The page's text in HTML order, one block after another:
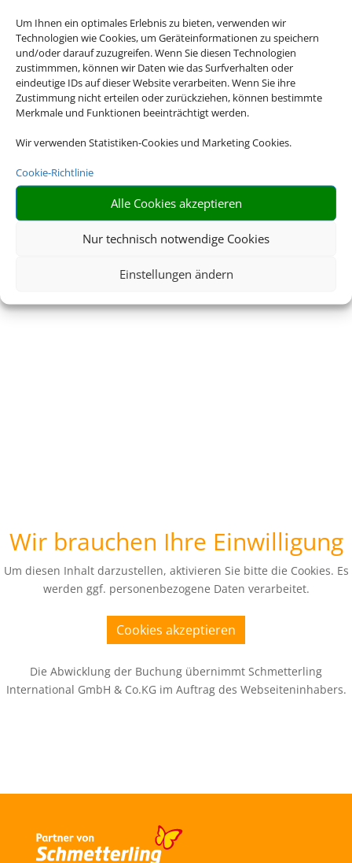
Um Ihnen ein optimales Erlebnis zu bieten, verwenden wir
Technologien wie Cookies, um Geräteinformationen zu speichern
und/oder darauf zuzugreifen. Wenn Sie diesen Technologien
zustimmmen, können wir Daten wie das Surfverhalten oder
eindeutige IDs auf dieser Website verarbeiten. Wenn Sie ihre
Zustimmung nicht erteilen oder zurückziehen, können bestimmte
Merkmale und Funktionen beeinträchtigt werden.
Wir verwenden Statistiken-Cookies und Marketing Cookies.
Cookie-Richtlinie
Alle Cookies akzeptieren
Nur technisch notwendige Cookies
Einstellungen ändern
Wir brauchen Ihre Einwilligung
Um diesen Inhalt darzustellen, aktivieren Sie bitte die Cookies. Es
werden ggf. personenbezogene Daten verarbeitet.
Cookies akzeptieren
Die Abwicklung der Buchung übernimmt Schmetterling
International GmbH & Co.KG im Auftrag des Webseiteninhabers.